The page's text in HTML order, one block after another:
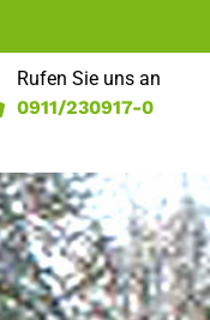
Rufen Sie uns an
0911/230917-0